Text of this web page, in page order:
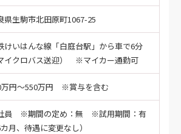
県生駒市北田原町1067-25
けいはんな線「白庭台駅」から車で6分
マイクロバス送迎） ※マイカー通勤可
万円～550万円 ※賞与を含む
員 ※期間の定め：無 ※試用期間：有
カ月、待遇に変更なし）